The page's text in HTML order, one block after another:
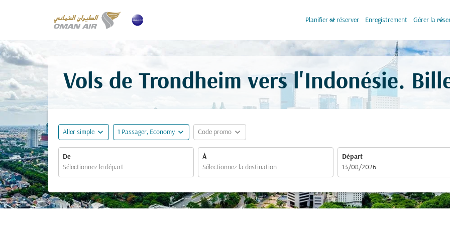
Planifier et réserver
keyboard_arrow_down Enregistrement Gérer la keyboard_arrow_down
Vols de Trondheim vers l'Indonésie.
Aller simple expand_more 1 Passager, Economy expand_more Code promo expand_more
De À
Départ
fc-booking-departure-date-aria-label
13/08/2026